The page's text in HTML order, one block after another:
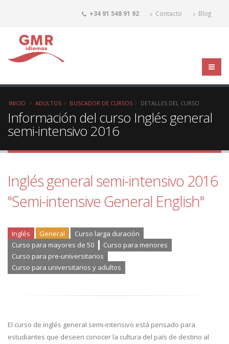
+34 91 548 91 92 Contacto Blog
INICIO ADULTOS BUSCADOR DE CURSOS DETALLES DEL CURSO
Información del curso Inglés general
semi-intensivo 2016
Inglés general semi-intensivo 2016
"Semi-intensive General English"
Inglés General
Curso larga duración
Curso para mayores de 50
Curso para menores
Curso para pre-universitarios
Curso para universitarios y adultos
El curso de inglés general semi-intensivo está pensado para
estudiantes que deseen conocer la cultura del país de destino al